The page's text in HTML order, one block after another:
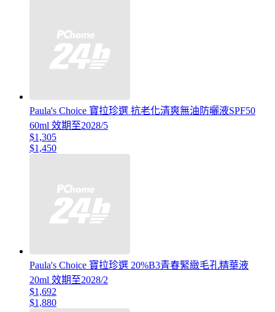
Paula's Choice 寶拉珍選 抗老化清爽無油防曬液SPF50
60ml 效期至2028/5
$1,305
$1,450
Paula's Choice 寶拉珍選 20%B3青春緊緻毛孔精華液
20ml 效期至2028/2
$1,692
$1,880